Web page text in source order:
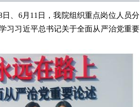
、6月11日，我院组织重点岗位人员分
习习近平总书记关于全面从严治党重要